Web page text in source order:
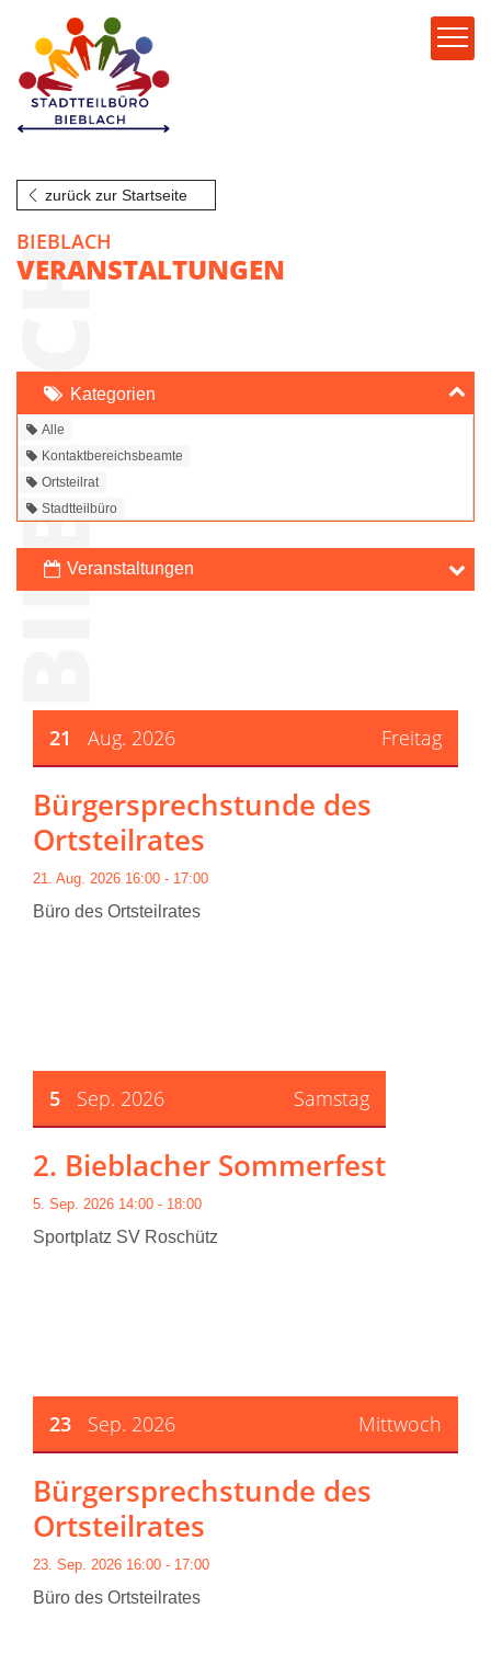
zurück zur Startseite
BIEBLACH
VERANSTALTUNGEN
Kategorien
Alle
Kontaktbereichsbeamte
Ortsteilrat
Stadtteilbüro
Archiv
Freitag
21 Aug. 2026
Bürgersprechstunde des
Ortsteilrates
21. Aug. 2026 16:00 - 17:00
Büro des Ortsteilrates
Samstag
5 Sep. 2026
2. Bieblacher Sommerfest
5. Sep. 2026 14:00 - 18:00
Sportplatz SV Roschütz
Mittwoch
23 Sep. 2026
Bürgersprechstunde des
Ortsteilrates
23. Sep. 2026 16:00 - 17:00
Büro des Ortsteilrates